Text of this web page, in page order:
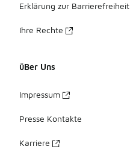
Erklärung zur Barrierefreiheit
Ihre Rechte
üBer Uns
Impressum
Presse Kontakte
Karriere